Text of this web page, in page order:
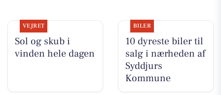
VEJRET
Sol og skub i
vinden hele dagen
BILER
10 dyreste biler til
salg i nærheden af
Syddjurs
Kommune